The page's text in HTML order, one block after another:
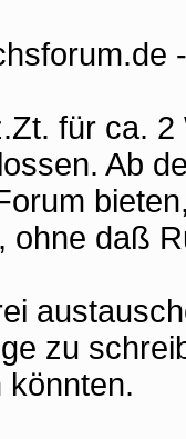
für ca.
Ab
ohne daß
zu
könnten.